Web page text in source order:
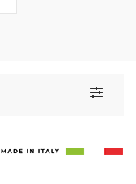
Toggle